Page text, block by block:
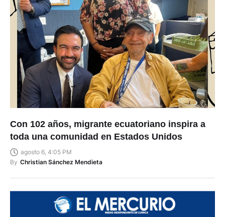
Con 102 años, migrante ecuatoriano inspira a
toda una comunidad en Estados Unidos
agosto 6, 4:05 PM
By Christian Sánchez Mendieta